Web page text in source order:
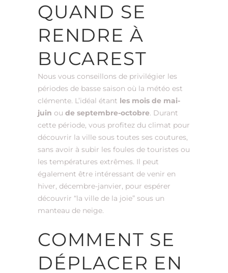
QUAND SE
RENDRE À
BUCAREST
Nous vous conseillons de privilégier les
périodes de basse saison où la météo est
clémente. L’idéal étant les mois de mai-
juin ou de septembre-octobre. Durant
cette période, vous profitez du climat pour
découvrir la ville sous toutes ses coutures,
sans avoir à subir les foules de touristes ou
les températures extrêmes. Il peut
également être intéressant de venir en
hiver, décembre-janvier, pour espérer
découvrir “la ville de la joie” sous un
manteau de neige.
COMMENT SE
DÉPLACER EN